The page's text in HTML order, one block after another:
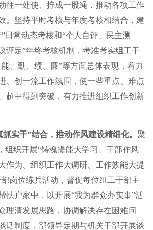
往一处使、拧成一股绳，推动各项工作
。坚持平时考核与年度考核相结合，建
日常动态考核和“个人自评、民主测
评定”年终考核机制，考准考实组工干
、勤、绩、廉”等方面总体表现，着力
、创一流工作氛围，使一些重点、难点
超中得到突破，有力推进组织工作创新
实干”结合，推动作风建设精细化。 聚
组织开展“铸魂提能大学习、干部作风
作为、组织工作大调研、工作效能大提
岗位练兵活动，督促每位组工干部主
扶户家中，以开展“我为群众办实事”活
理清发展思路，协调解决存在困难问
话制度，部领导定期与机关干部开展谈